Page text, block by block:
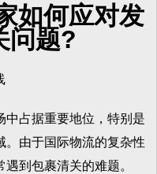
如何应对发
问题?
占据重要地位，特别是
。由于国际物流的复杂性
到包裹清关的难题。